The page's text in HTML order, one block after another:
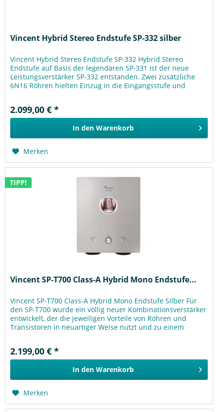
Vincent Hybrid Stereo Endstufe SP-332 silber
Vincent Hybrid Stereo Endstufe SP-332 Hybrid Stereo
Endstufe auf Basis der legendären SP-331 ist der neue
Leistungsverstärker SP-332 entstanden. Zwei zusätzliche
6N16 Röhren hielten Einzug in die Eingangsstufe und
2.099,00 € *
In den Warenkorb
Merken
TIPP!
Vincent SP-T700 Class-A Hybrid Mono Endstufe...
Vincent SP-T700 Class-A Hybrid Mono Endstufe Silber Für
den SP-T700 wurde ein völlig neuer Kombinationsverstärker
entwickelt, der die jeweiligen Vorteile von Röhren und
Transistoren in neuartiger Weise nutzt und zu einem
2.199,00 € *
In den Warenkorb
Merken